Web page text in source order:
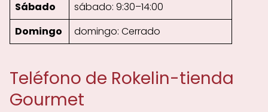
Sábado
sábado: 9:30–14:00
Domingo
domingo: Cerrado
Teléfono de Rokelin-tienda
Gourmet